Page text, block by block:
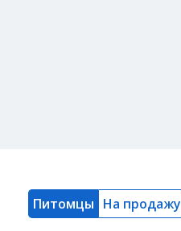
Питомцы На продажу